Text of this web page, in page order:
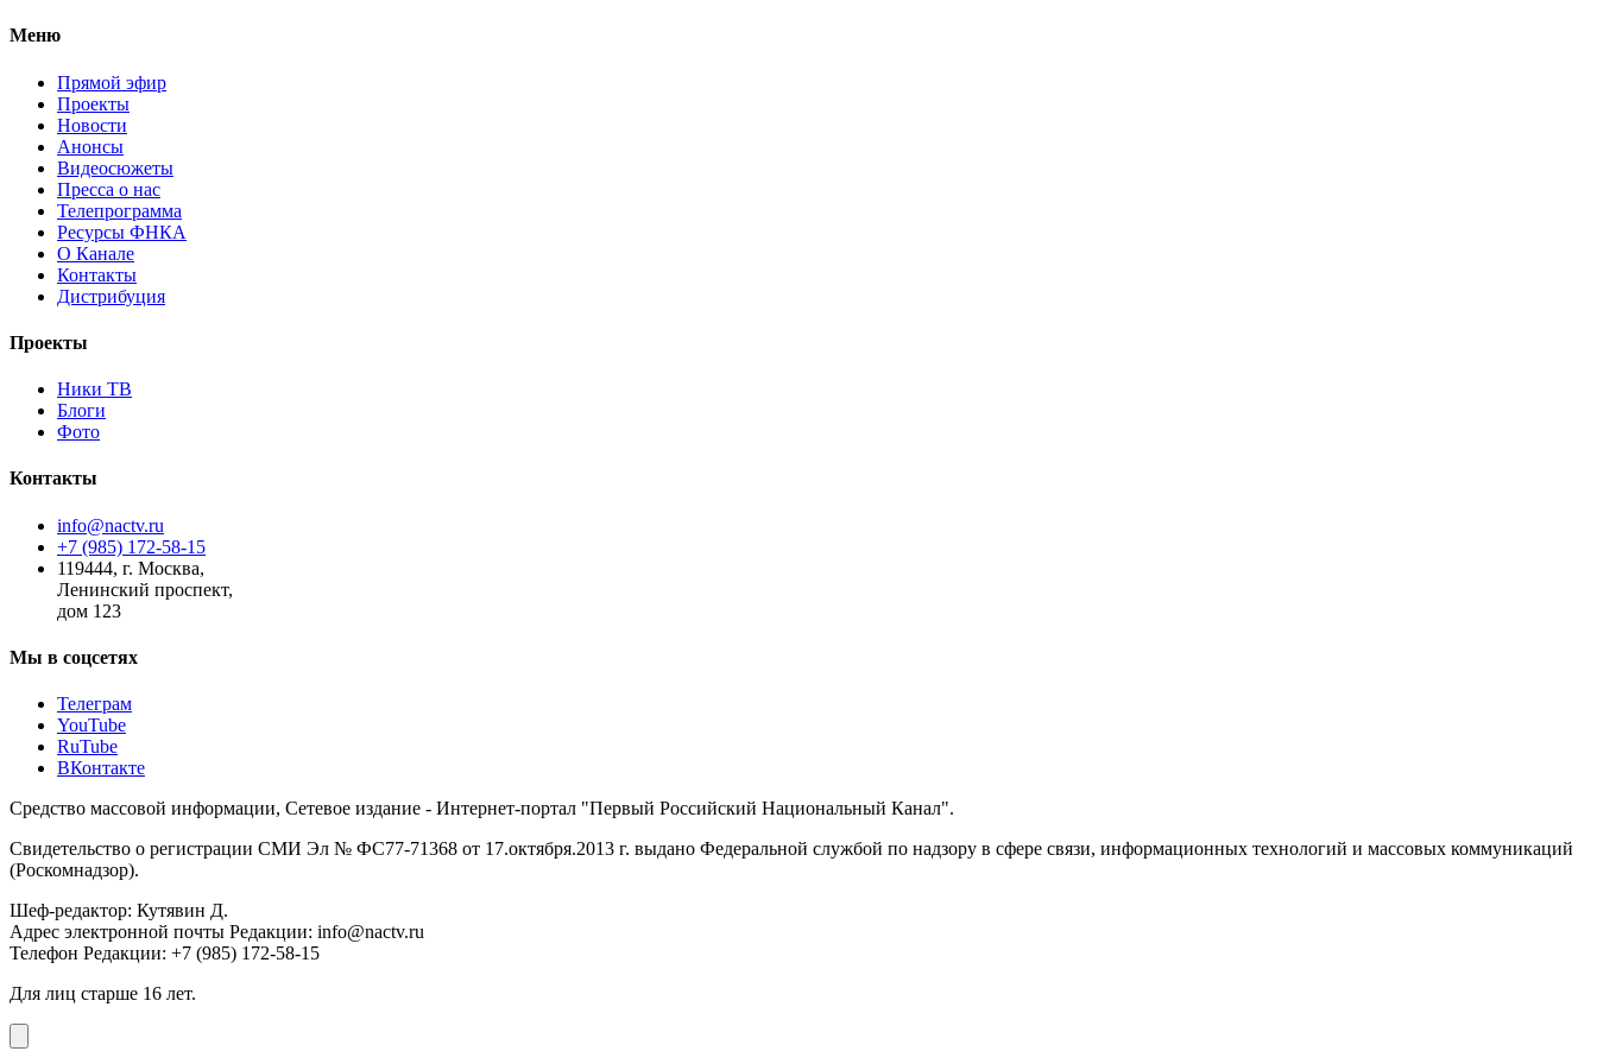
Меню
Прямой эфир
Проекты
Новости
Анонсы
Видеосюжеты
Пресса о нас
Телепрограмма
Ресурсы ФНКА
О Канале
Контакты
Дистрибуция
Проекты
Ники ТВ
Блоги
Фото
Контакты
info@nactv.ru
+7 (985) 172-58-15
119444, г. Москва,
Ленинский проспект,
дом 123
Мы в соцсетях
Телеграм
YouTube
RuTube
ВКонтакте
Средство массовой информации, Сетевое издание - Интернет-портал "Первый Российский Национальный Канал".
Свидетельство о регистрации СМИ Эл № ФС77-71368 от 17.октября.2013 г. выдано Федеральной службой по надзору в сфере связи, информационных технологий и массовых коммуникаций
(Роскомнадзор).
Шеф-редактор: Кутявин Д.
Адрес электронной почты Редакции: info@nactv.ru
Телефон Редакции: +7 (985) 172-58-15
Для лиц старше 16 лет.